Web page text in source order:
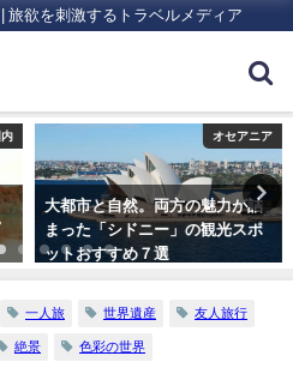
旅欲を刺激するトラベルメディア
ア 旅行ハック
10代〜60代の100人に聞いた
「旅にいきたくなる映画」ベス
ト３
一人旅 世界遺産 友人旅行
絶景 色彩の世界